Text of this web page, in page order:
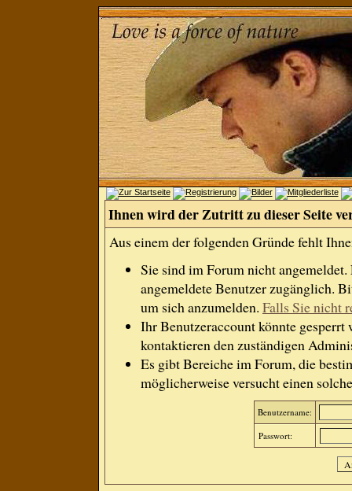
Ihnen wird der Zutritt zu dieser Seite
Aus einem der folgenden Gründe fehlt
Sie sind im Forum nicht
angemeldete Benutzer zugänglich.
um sich anzumelden. Falls Sie nicht
Ihr Benutzeraccount könnte gesperrt
kontaktieren den zuständigen
Es gibt Bereiche im Forum, die
möglicherweise versucht einen
Benutzername:
Passwort: